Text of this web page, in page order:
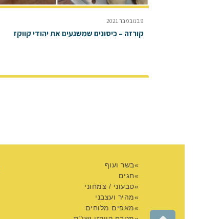
9 בנובמבר 2021
קורזה – כיסונים שמשגעים את יהודי קווקז
בשר ועוף
חגים
טבעוני / צמחוני
מהיר ועצבני
מאפים מלוחים